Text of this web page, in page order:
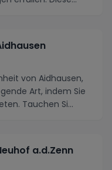
von Aidhausen,
Art, indem Sie
Tauchen Si...
a.d.Zenn